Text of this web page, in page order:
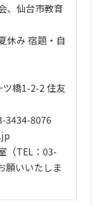
、仙台市教育
休み 宿題・自
橋1-2-2 住友
3434-8076
（TEL：03-
願いいたしま